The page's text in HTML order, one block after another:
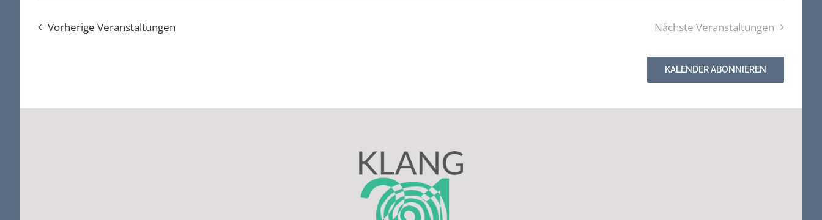
Vorherige Veranstaltungen NächsteVeranstaltungen
KALENDER ABONNIEREN